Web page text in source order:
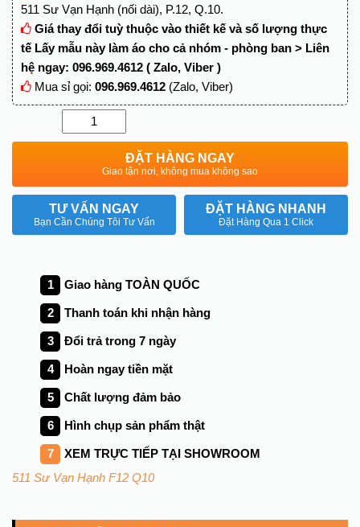
511 Sư Vạn Hạnh (nối dài), P.12, Q.10.
Giá thay đổi tuỳ thuộc vào thiết kế và số lượng thực
tế Lấy mẫu này làm áo cho cả nhóm - phòng ban > Liên
hệ ngay: 096.969.4612 ( Zalo, Viber )
Mua sỉ gọi: 096.969.4612 (Zalo, Viber)
ĐẶT HÀNG NGAY
Giao tận nơi, không mua không sao
TƯ VẤN NGAY
Bạn Cần Chúng Tôi Tư Vấn
ĐẶT HÀNG NHANH
Đặt Hàng Qua 1 Click
Giao hàng TOÀN QUỐC
Thanh toán khi nhận hàng
Đổi trả trong 7 ngày
Hoàn ngay tiền mặt
Chất lượng đảm bảo
Hình chụp sản phẩm thật
XEM TRỰC TIẾP TẠI SHOWROOM
511 Sư Vạn Hạnh F12 Q10